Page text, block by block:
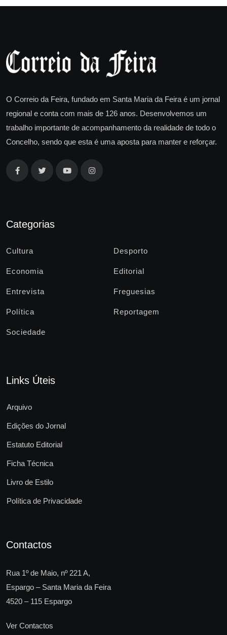
O Correio da Feira, fundado em Santa Maria da Feira é um jornal
regional e conta com mais de 126 anos. Desenvolvemos um
trabalho importante de acompanhamento da realidade de todo o
Concelho, sendo que esta é uma aposta para manter e reforçar.
Categorias
Cultura Desporto
Economia Editorial
Entrevista Freguesias
Política Reportagem
Sociedade
Links Úteis
Arquivo
Edições do Jornal
Estatuto Editorial
Ficha Técnica
Livro de Estilo
Política de Privacidade
Contactos
Rua 1º de Maio, nº 221 A,
Espargo – Santa Maria da Feira
4520 – 115 Espargo
Ver Contactos